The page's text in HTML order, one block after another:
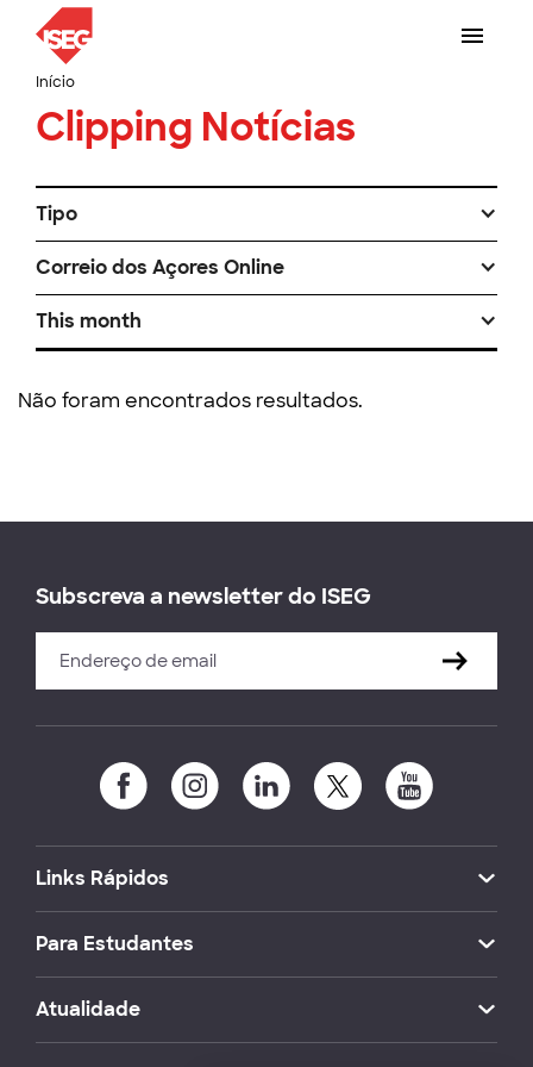
Início
Clipping Notícias
Tipo
Correio dos Açores Online
This month
Não foram encontrados resultados.
Subscreva a newsletter do ISEG
Links Rápidos
Para Estudantes
Atualidade